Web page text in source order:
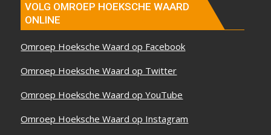
VOLG OMROEP HOEKSCHE WAARD
ONLINE
Omroep Hoeksche Waard op Facebook
Omroep Hoeksche Waard op Twitter
Omroep Hoeksche Waard op YouTube
Omroep Hoeksche Waard op Instagram